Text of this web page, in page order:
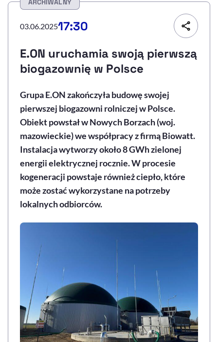
Sprawdź, jak i dlaczego zwiększamy dostępność , otwiera się w nowym
Deklaracja dostępności, otwiera się w nowym oknie
Zgłoś problem
, otwiera się w
ARCHIWALNY
03.06.202517:30
E.ON uruchamia swoją pierwszą
biogazownię w Polsce
Grupa E.ON zakończyła budowę swojej
pierwszej biogazowni rolniczej w Polsce.
Obiekt powstał w Nowych Borzach (woj.
mazowieckie) we współpracy z firmą Biowatt.
Instalacja wytworzy około 8 GWh zielonej
energii elektrycznej rocznie. W procesie
kogeneracji powstaje również ciepło, które
może zostać wykorzystane na potrzeby
lokalnych odbiorców.